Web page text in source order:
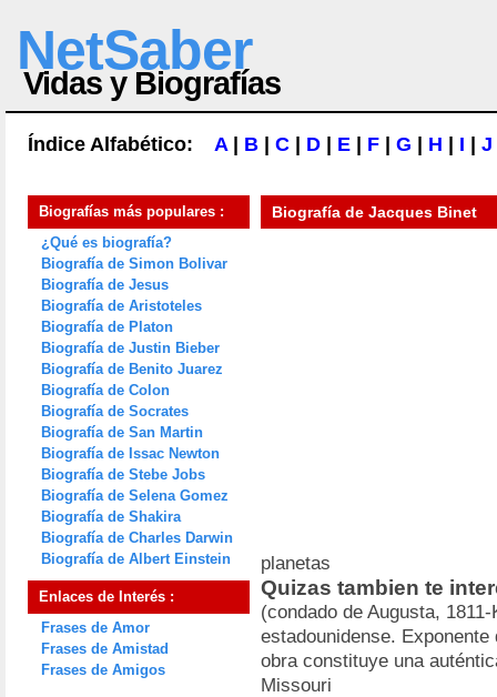
NetSaber
Vidas y Biografías
Índice Alfabético: A| B C D E F G H I J
Biografías más populares :
¿Qué es biografía?
Biografía de Simon Bolivar
Biografía de Jesus
Biografía de Aristoteles
Biografía de Platon
Biografía de Justin Bieber
Biografía de Benito Juarez
Biografía de Colon
Biografía de Socrates
Biografía de San Martin
Biografía de Issac Newton
Biografía de Stebe Jobs
Biografía de Selena Gomez
Biografía de Shakira
Biografía de Charles Darwin
Biografía de Albert Einstein
Enlaces de Interés :
Frases de Amor
Frases de Amistad
Frases de Amigos
Biografía de Jacques Binet
planetas
Quizas tambien te
(condado de Augusta,
estadounidense.
obra constituye una
Missouri